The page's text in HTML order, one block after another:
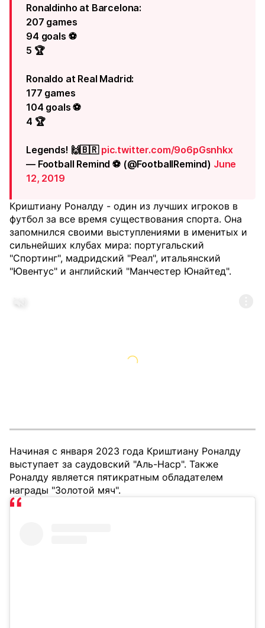
Ronaldinho at Barcelona:
207 games
94 goals ⚽️
5 🏆
Ronaldo at Real Madrid:
177 games
104 goals ⚽️
4 🏆
Legends! 🙌🇧🇷 pic.twitter.com/9o6pGsnhkx
— Football Remind ⚽️ (@FootballRemind) June
12, 2019
Криштиану Роналду - один из лучших игроков в
футбол за все время существования спорта. Она
запомнился своими выступлениями в именитых и
сильнейших клубах мира: португальский
"Спортинг", мадридский "Реал", итальянский
"Ювентус" и английский "Манчестер Юнайтед".
Начиная с января 2023 года Криштиану Роналду
выступает за саудовский "Аль-Наср". Также
Роналду является пятикратным обладателем
награды "Золотой мяч".